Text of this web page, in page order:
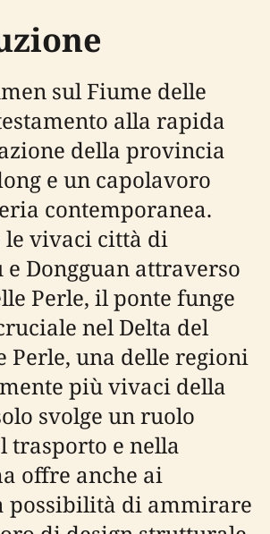
sul Fiume delle
alla rapida
della provincia
e un capolavoro
contemporanea.
le vivaci città di
e Dongguan attraverso
Perle, il ponte funge
nel Delta del
Perle, una delle regioni
più vivaci della
svolge un ruolo
trasporto e nella
offre anche ai
possibilità di ammirare